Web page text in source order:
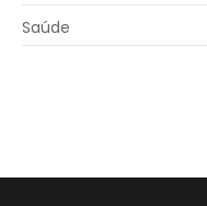
Saúde